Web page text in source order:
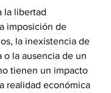
la libertad
imposición de
la inexistencia de
o la ausencia de un
tienen un impacto
realidad económica